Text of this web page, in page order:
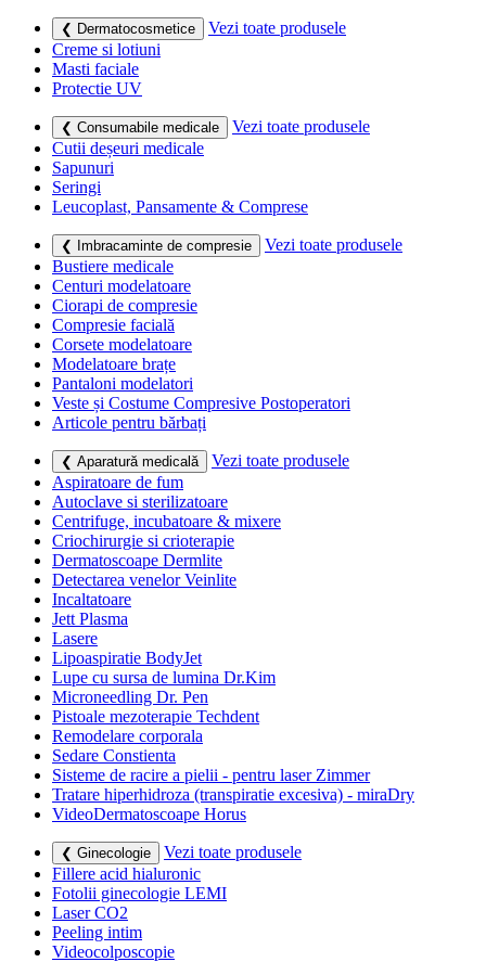
❮ Dermatocosmetice
Vezi toate produsele
Creme si lotiuni
Masti faciale
Protectie UV
❮ Consumabile medicale
Vezi toate produsele
Cutii deșeuri medicale
Sapunuri
Seringi
Leucoplast, Pansamente & Comprese
❮ Imbracaminte de compresie
Vezi toate produsele
Bustiere medicale
Centuri modelatoare
Ciorapi de compresie
Compresie facială
Corsete modelatoare
Modelatoare brațe
Pantaloni modelatori
Veste și Costume Compresive Postoperatori
Articole pentru bărbați
❮ Aparatură medicală
Vezi toate produsele
Aspiratoare de fum
Autoclave si sterilizatoare
Centrifuge, incubatoare & mixere
Criochirurgie si crioterapie
Dermatoscoape Dermlite
Detectarea venelor Veinlite
Incaltatoare
Jett Plasma
Lasere
Lipoaspiratie BodyJet
Lupe cu sursa de lumina Dr.Kim
Microneedling Dr. Pen
Pistoale mezoterapie Techdent
Remodelare corporala
Sedare Constienta
Sisteme de racire a pielii - pentru laser Zimmer
Tratare hiperhidroza (transpiratie excesiva) - miraDry
VideoDermatoscoape Horus
❮ Ginecologie
Vezi toate produsele
Fillere acid hialuronic
Fotolii ginecologie LEMI
Laser CO2
Peeling intim
Videocolposcopie